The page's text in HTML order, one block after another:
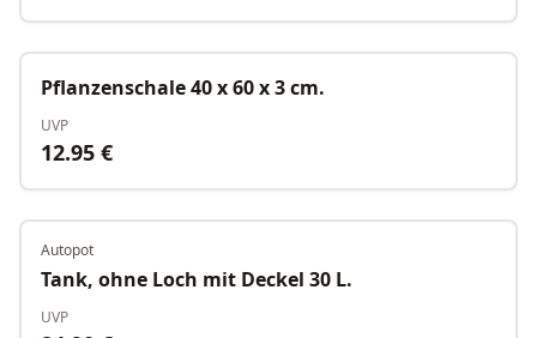
Pflanzenschale 40 x 60 x 3 cm.
UVP
12.95 €
Autopot
Tank, ohne Loch mit Deckel 30 L.
UVP